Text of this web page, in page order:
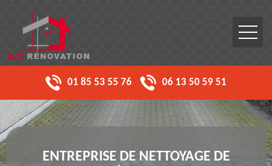
01 85 53 55 76 06 13 50 59 51
ENTREPRISE DE NETTOYAGE DE